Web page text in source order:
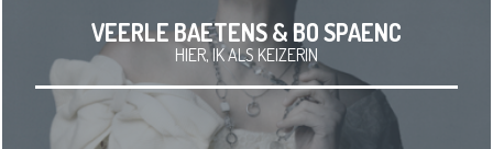
VEERLE BAETENS & BO SPAENC
HIER, IK ALS KEIZERIN